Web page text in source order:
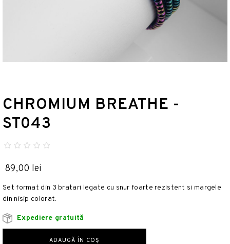
CHROMIUM BREATHE -
ST043
89,00 lei
Set format din 3 bratari legate cu snur foarte rezistent si margele
din nisip colorat.
Expediere gratuită